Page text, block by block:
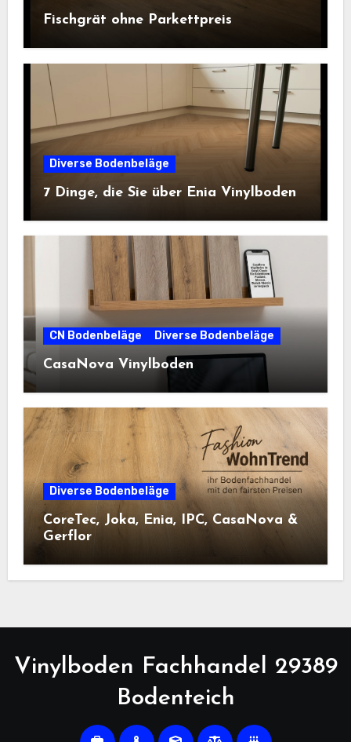
Fischgrät ohne Parkettpreis
Diverse Bodenbeläge
7 Dinge, die Sie über Enia Vinylboden
CN Bodenbeläge Diverse Bodenbeläge
CasaNova Vinylboden
Diverse Bodenbeläge
CoreTec, Joka, Enia, IPC, CasaNova &
Gerflor
Vinylboden Fachhandel 29389
Bodenteich